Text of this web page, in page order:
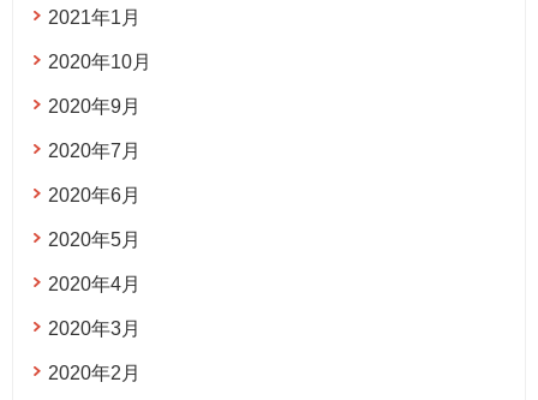
2021年1月
2020年10月
2020年9月
2020年7月
2020年6月
2020年5月
2020年4月
2020年3月
2020年2月